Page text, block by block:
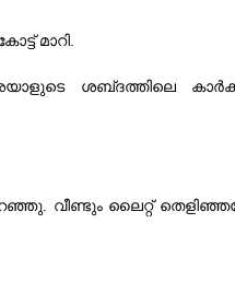
മാറി.
അയാളുടെ ശബ്‌ദത്തിലെ
വീണ്ടും ലൈറ്റ്‌